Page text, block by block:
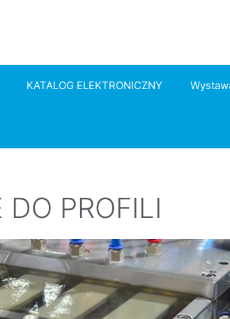
KATALOG ELEKTRONICZNY
PROFILI